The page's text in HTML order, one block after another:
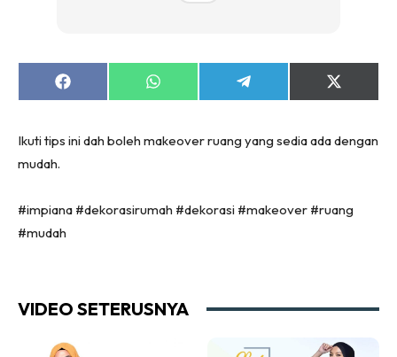
Bilik Air
Ruang Makan
Casa Impiana
Hotel
Share
on
Share
on
Share
on
Share
on
Ikuti tips ini dah boleh makeover ruang yang sedia ada dengan
mudah.
#impiana #dekorasirumah #dekorasi #makeover #ruang
#mudah
VIDEO SETERUSNYA